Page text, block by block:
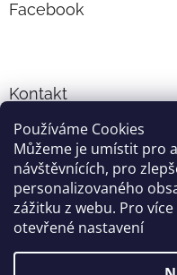
Používáme Cookies
Můžeme je umístit pro
návštěvnících, pro
personalizovaného
zážitku z webu. Pro
otevřené nastavení
Facebook
Kontakt
info@cyklo-obleceni.cz
+420777081700
jsme na facebooku